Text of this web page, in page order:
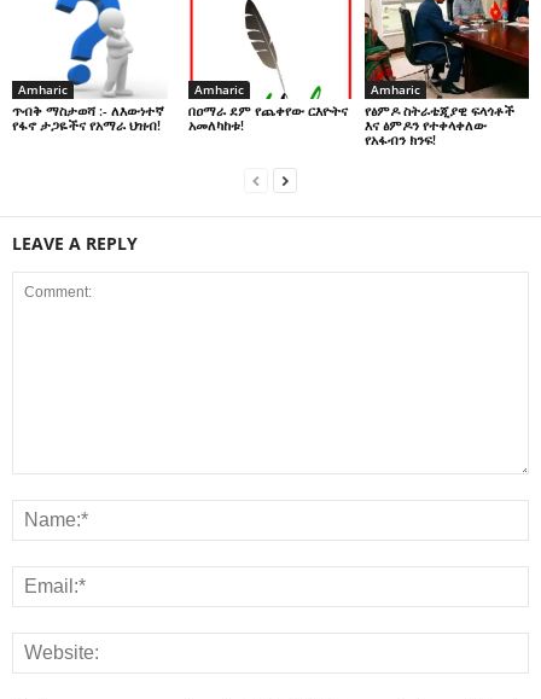
Amharic
ጥብቅ ማስታወሻ :- ለእውነተኛ
የፋኖ ታጋዬችና የአማራ ህዝብ!
Amharic
በዐማራ ደም የጨቀየው ርእዮትና
አመለካከቱ!
Amharic
የፅምዶ ስትራቴጂያዊ ፍላጎቶች
እና ፅምዶን የተቀላቀለው
የአፋብን ክንፍ!
LEAVE A REPLY